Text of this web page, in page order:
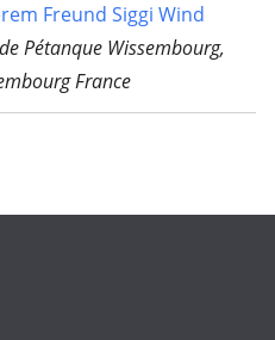
Freund Siggi Wind
Pétanque Wissembourg,
France